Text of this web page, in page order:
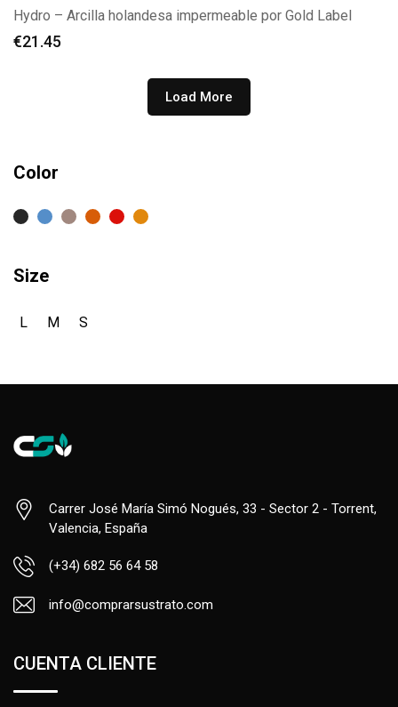
Hydro – Arcilla holandesa impermeable por Gold Label
€21.45
Load More
Color
Size
L M S
Carrer José María Simó Nogués, 33 - Sector 2 - Torrent,
Valencia, España
(+34) 682 56 64 58
info@comprarsustrato.com
CUENTA CLIENTE